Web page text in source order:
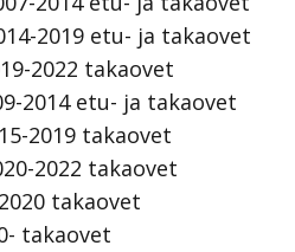
2019 etu- ja takaovet
2022 takaovet
2014 etu- ja takaovet
2019 takaovet
2022 takaovet
takaovet
takaovet